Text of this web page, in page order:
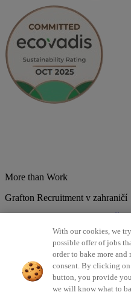
More than Work
Grafton Recruitment v zahraničí
Francúzsko Holandsko
Mexiko Nemecko
Slovensko
Turecko Veľká Británia
©2026 Všetky práva
With our cookies, we
possible offer of jobs
order to bake more and
consent. By clicking
button, you provide
we will know what to